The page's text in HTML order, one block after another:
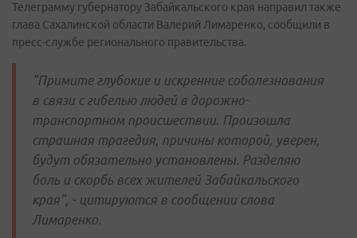
Телеграмму губернатору Забайкальского края направил также
глава Сахалинской области Валерий Лимаренко, сообщили в
пресс-службе регионального правительства.
"Примите глубокие и искренние соболезнования
в связи с гибелью людей в дорожно-
транспортном происшествии. Произошла
страшная трагедия, причины которой, уверен,
будут обязательно установлены. Разделяю
боль и скорбь всех жителей Забайкальского
края", - цитируются в сообщении слова
Лимаренко.